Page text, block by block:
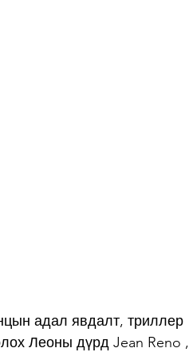
адал явдалт, триллер
Леоны дүрд Jean Reno ,